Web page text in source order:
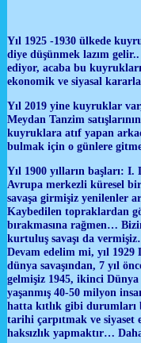
Yıl 1925 -1930 ülkede
diye düşünmek lazım
ediyor, acaba bu
ekonomik ve siyasal
Yıl 2019 yine kuyruklar
Meydan Tanzim
kuyruklara atıf yapan
bulmak için o günlere
Yıl 1900 yılların başları: I.
Avrupa merkezli küresel
savaşa girmişiz yenilenler
Kaybedilen topraklardan
bırakmasına rağmen…
kurtuluş savaşı da
Devam edelim mi, yıl 1929
dünya savaşından, 7 yıl
gelmişiz 1945, ikinci Dünya
yaşanmış 40-50 milyon
hatta kıtlık gibi durumları
tarihi çarpıtmak ve
haksızlık yapmaktır…